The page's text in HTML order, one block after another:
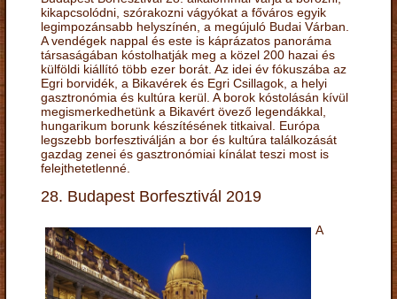
kikapcsolódni, szórakozni vágyókat a főváros egyik
legimpozánsabb helyszínén, a megújuló Budai Várban.
A vendégek nappal és este is káprázatos panoráma
társaságában kóstolhatják meg a közel 200 hazai és
külföldi kiállító több ezer borát. Az idei év fókuszába az
Egri borvidék, a Bikavérek és Egri Csillagok, a helyi
gasztronómia és kultúra kerül. A borok kóstolásán kívül
megismerkedhetünk a Bikavért övező legendákkal,
hungarikum borunk készítésének titkaival. Európa
legszebb borfesztiválján a bor és kultúra találkozását
gazdag zenei és gasztronómiai kínálat teszi most is
felejthetetlenné.
28. Budapest Borfesztivál 2019
A